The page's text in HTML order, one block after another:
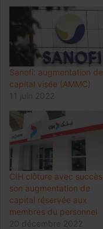
Sanofi: augmentation de
capital visée (AMMC)
11 juin 2022
CIH clôture avec succès
son augmentation de
capital réservée aux
membres du personnel
20 décembre 2022